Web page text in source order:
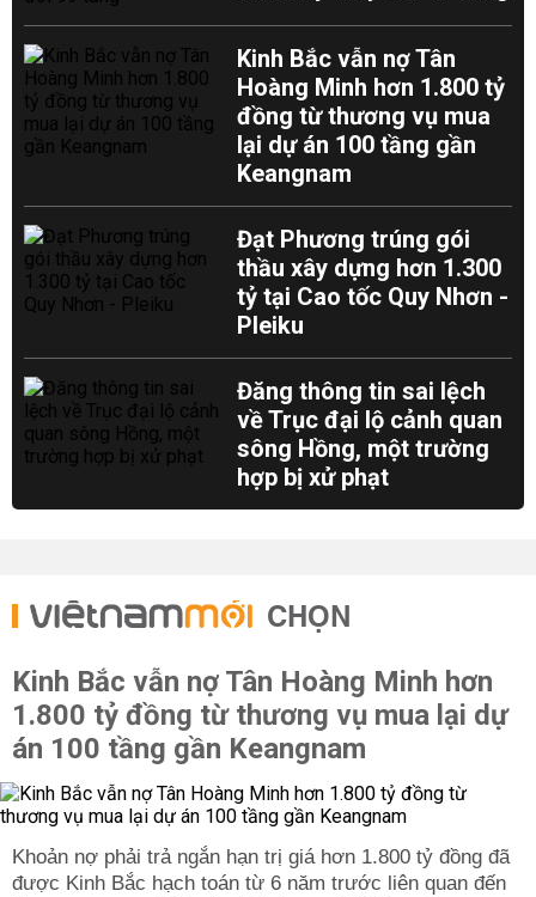
Kinh Bắc vẫn nợ Tân
Hoàng Minh hơn 1.800 tỷ
đồng từ thương vụ mua
lại dự án 100 tầng gần
Keangnam
Đạt Phương trúng gói
thầu xây dựng hơn 1.300
tỷ tại Cao tốc Quy Nhơn -
Pleiku
Đăng thông tin sai lệch
về Trục đại lộ cảnh quan
sông Hồng, một trường
hợp bị xử phạt
CHỌN
Kinh Bắc vẫn nợ Tân Hoàng Minh hơn
1.800 tỷ đồng từ thương vụ mua lại dự
án 100 tầng gần Keangnam
được Kinh Bắc hạch toán từ 6 năm trước liên quan đến